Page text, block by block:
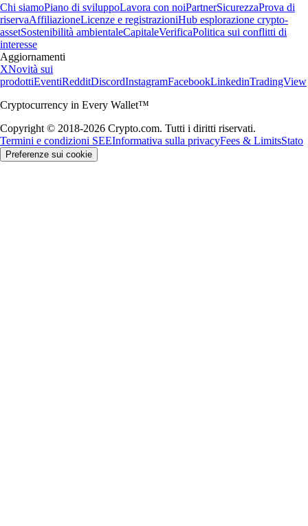
Chi siamoPiano di sviluppoLavora con noiPartnerSicurezzaProva di
riservaAffiliazioneLicenze e registrazioniHub esplorazione crypto-
assetSostenibilità ambientaleCapitaleVerificaPolitica sui conflitti di
interesse
Aggiornamenti
XNovità sui
prodottiEventiRedditDiscordInstagramFacebookLinkedinTradingView
Cryptocurrency in Every Wallet™
Copyright © 2018-2026 Crypto.com. Tutti i diritti riservati.
Termini e condizioni SEEInformativa sulla privacyFees & LimitsStato
Preferenze sui cookie